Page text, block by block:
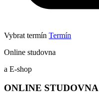
Vybrat termín Termín
Online studovna
a E-shop
ONLINE STUDOVNA